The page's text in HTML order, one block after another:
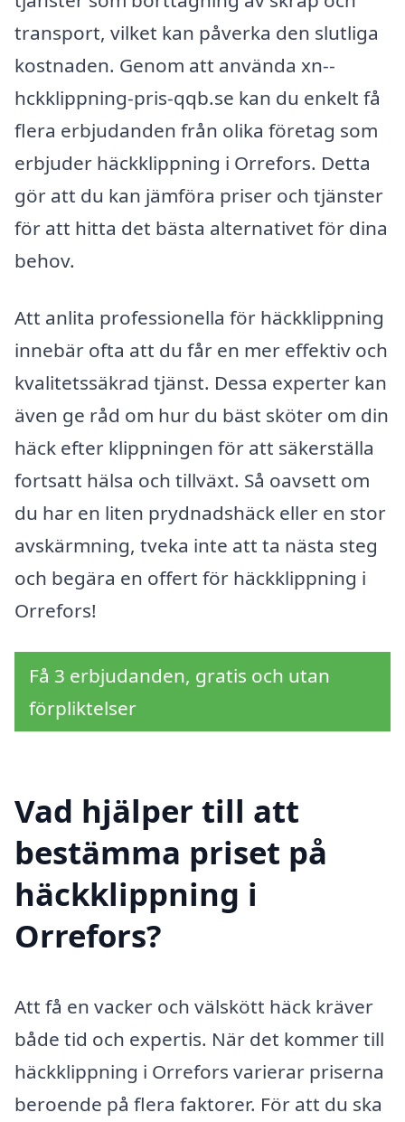
transport, vilket kan påverka den slutliga
kostnaden. Genom att använda xn--
hckklippning-pris-qqb.se kan du enkelt få
flera erbjudanden från olika företag som
erbjuder häckklippning i Orrefors. Detta
gör att du kan jämföra priser och tjänster
för att hitta det bästa alternativet för dina
behov.
Att anlita professionella för häckklippning
innebär ofta att du får en mer effektiv och
kvalitetssäkrad tjänst. Dessa experter kan
även ge råd om hur du bäst sköter om din
häck efter klippningen för att säkerställa
fortsatt hälsa och tillväxt. Så oavsett om
du har en liten prydnadshäck eller en stor
avskärmning, tveka inte att ta nästa steg
och begära en offert för häckklippning i
Orrefors!
Få 3 erbjudanden, gratis och utan
förpliktelser
Vad hjälper till att
bestämma priset på
häckklippning i
Orrefors?
Att få en vacker och välskött häck kräver
både tid och expertis. När det kommer till
häckklippning i Orrefors varierar priserna
beroende på flera faktorer. För att du ska